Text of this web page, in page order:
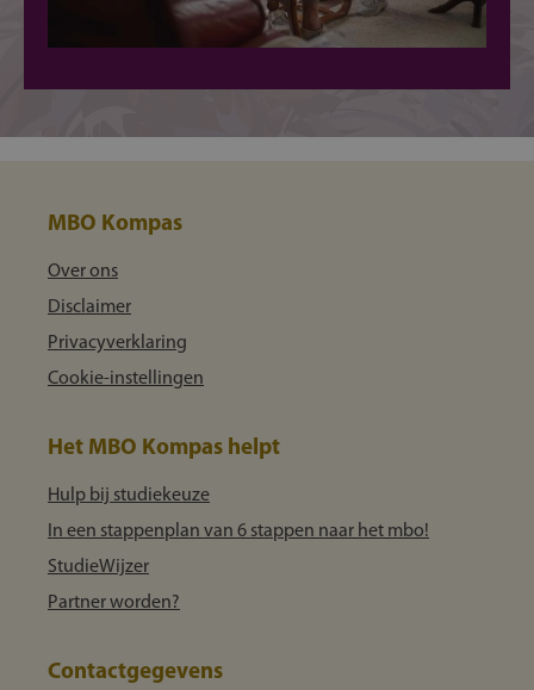
MBO Kompas
Over ons
Disclaimer
Privacyverklaring
Cookie-instellingen
Het MBO Kompas helpt
Hulp bij studiekeuze
In een stappenplan van 6 stappen naar het mbo!
StudieWijzer
Partner worden?
Contactgegevens